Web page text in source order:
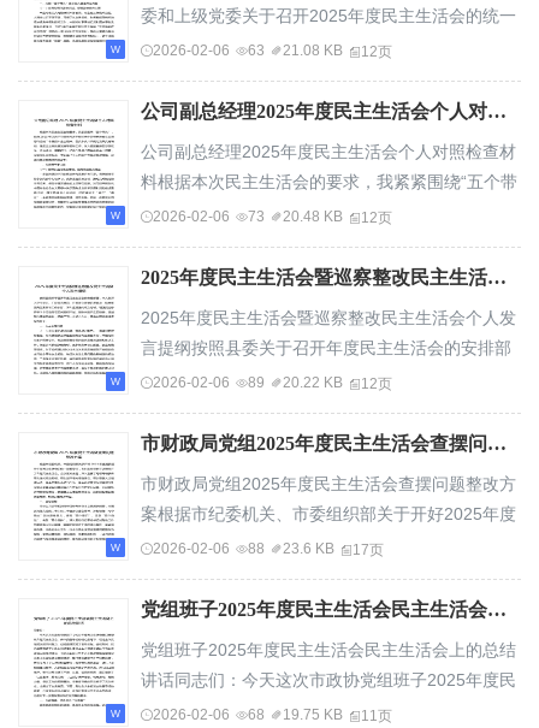
委和上级党委关于召开2025年度民主生活会的统一
部署，我紧扣“深入学习贯彻习近平新时代中国...
2026-02-06 63 21.08 KB 12页
公司副总经理2025年度民主生活会个人对照检查材料
公司副总经理2025年度民主生活会个人对照检查材
料根据本次民主生活会的要求，我紧紧围绕“五个带
头”，结合2025年以来学习贯彻习近平新时代...
2026-02-06 73 20.48 KB 12页
2025年度民主生活会暨巡察整改民主生活会个人发言提纲
2025年度民主生活会暨巡察整改民主生活会个人发
言提纲按照县委关于召开年度民主生活会的安排部
署，本人在深入学习研讨、广泛征求意见、开展...
2026-02-06 89 20.22 KB 12页
市财政局党组2025年度民主生活会查摆问题整改方案
市财政局党组2025年度民主生活会查摆问题整改方
案根据市纪委机关、市委组织部关于开好2025年度
党员领导干部民主生活会的统一部署要求，市财...
2026-02-06 88 23.6 KB 17页
党组班子2025年度民主生活会民主生活会上的总结讲话
党组班子2025年度民主生活会民主生活会上的总结
讲话同志们：今天这次市政协党组班子2025年度民
主生活会暨以案促改专题民主生活会，在市委督...
2026-02-06 68 19.75 KB 11页